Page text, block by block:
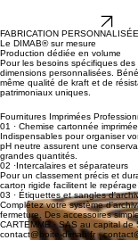
• Livraison à plat pour un
FABRICATION PERSONNALISÉE
Le DIMAB® sur mesure
Production dédiée en volume
Pour les besoins spécifiques
dimensions personnalisées.
même qualité de kraft et de
patrimoniaux uniques.
Fournitures Imprimées
01 · Chemise cartonnée imprimée
Indispensables pour organiser
pH neutre assurent une
grandes quantités.
02 ·Intercalaires et séparateurs
Pour un classement précis et
carton rigide facilitent le
03 · Étiquettes et sangles
Complétez votre système
fermeture. Des accessoires
CARTEMME ·SAS au capital de
contact@boite-dimab.fr·